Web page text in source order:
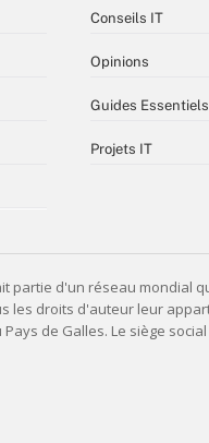
Conseils IT
Opinions
Guides Essentiels
Projets IT